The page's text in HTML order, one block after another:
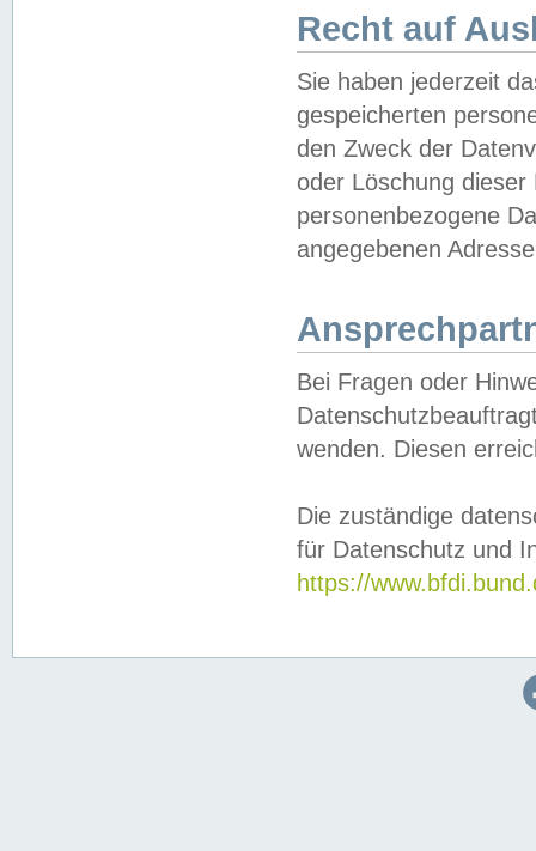
Recht auf
Sie haben jederzeit
gespeicherten
den Zweck der
oder Löschung
personenbezogene
angegebenen
Bei Fragen oder
wenden. Diesen
Die zuständige
für Datenschutz und
https://